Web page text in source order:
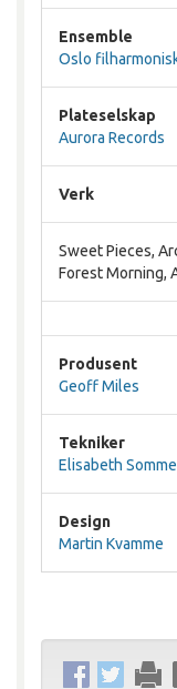
Ensemble
Oslo
Plateselskap
Aurora Records
Verk
Sweet Pieces,
Forest Morning,
Produsent
Geoff Miles
Tekniker
Elisabeth
Design
Martin Kvamme